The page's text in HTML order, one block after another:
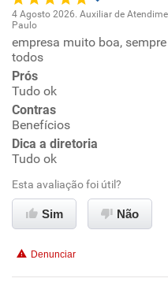
Oportunidade de promoção
Ambiente de trabalho
Conciliação com a vida
Benefícios
Recomenda esta empresa
Recomenda a diretoria
4 Agosto 2026. Auxiliar de
Paulo
empresa muito boa,
todos
Prós
Tudo ok
Contras
Benefícios
Dica a diretoria
Tudo ok
Esta avaliação foi útil?
Sim Não
Denunciar